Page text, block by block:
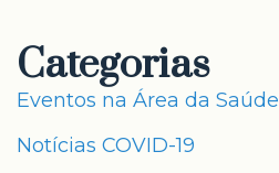
Categorias
Eventos na Área da Saúde
Notícias COVID-19